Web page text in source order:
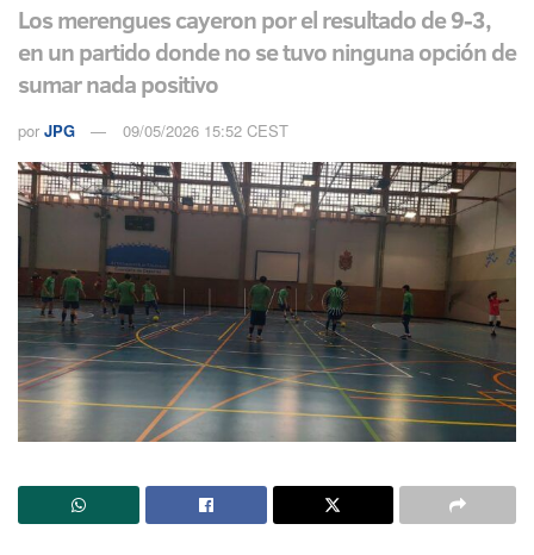
Los merengues cayeron por el resultado de 9-3,
en un partido donde no se tuvo ninguna opción de
sumar nada positivo
por JPG 09/05/2026 15:52 CEST